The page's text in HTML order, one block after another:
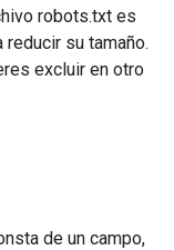
robots.txt es
su tamaño.
excluir en otro
de un campo,